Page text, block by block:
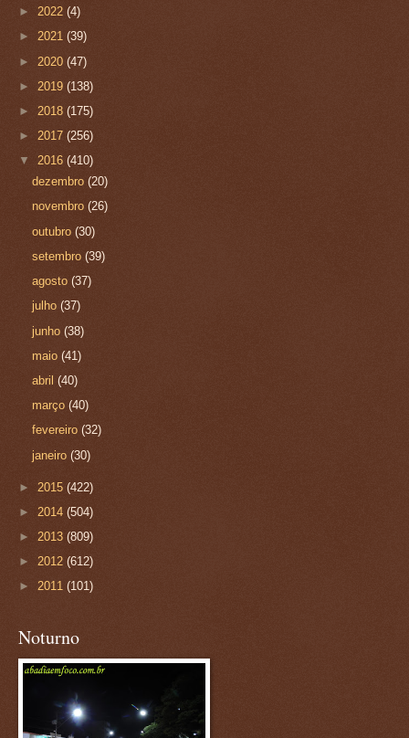
► 2022 (4)
► 2021 (39)
► 2020 (47)
► 2019 (138)
► 2018 (175)
► 2017 (256)
▼ 2016 (410)
dezembro(20)
novembro(26)
outubro(30)
setembro(39)
agosto(37)
julho(37)
junho(38)
maio(41)
abril(40)
março(40)
fevereiro(32)
janeiro(30)
► 2015 (422)
► 2014 (504)
► 2013 (809)
► 2012 (612)
► 2011 (101)
Noturno